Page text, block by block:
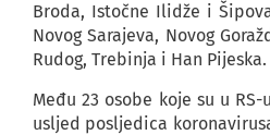
Broda, Istočne Ilidže i
Novog Sarajeva, Novog
Rudog, Trebinja i Han Pijeska.
Među 23 osobe koje su u
usljed posljedica